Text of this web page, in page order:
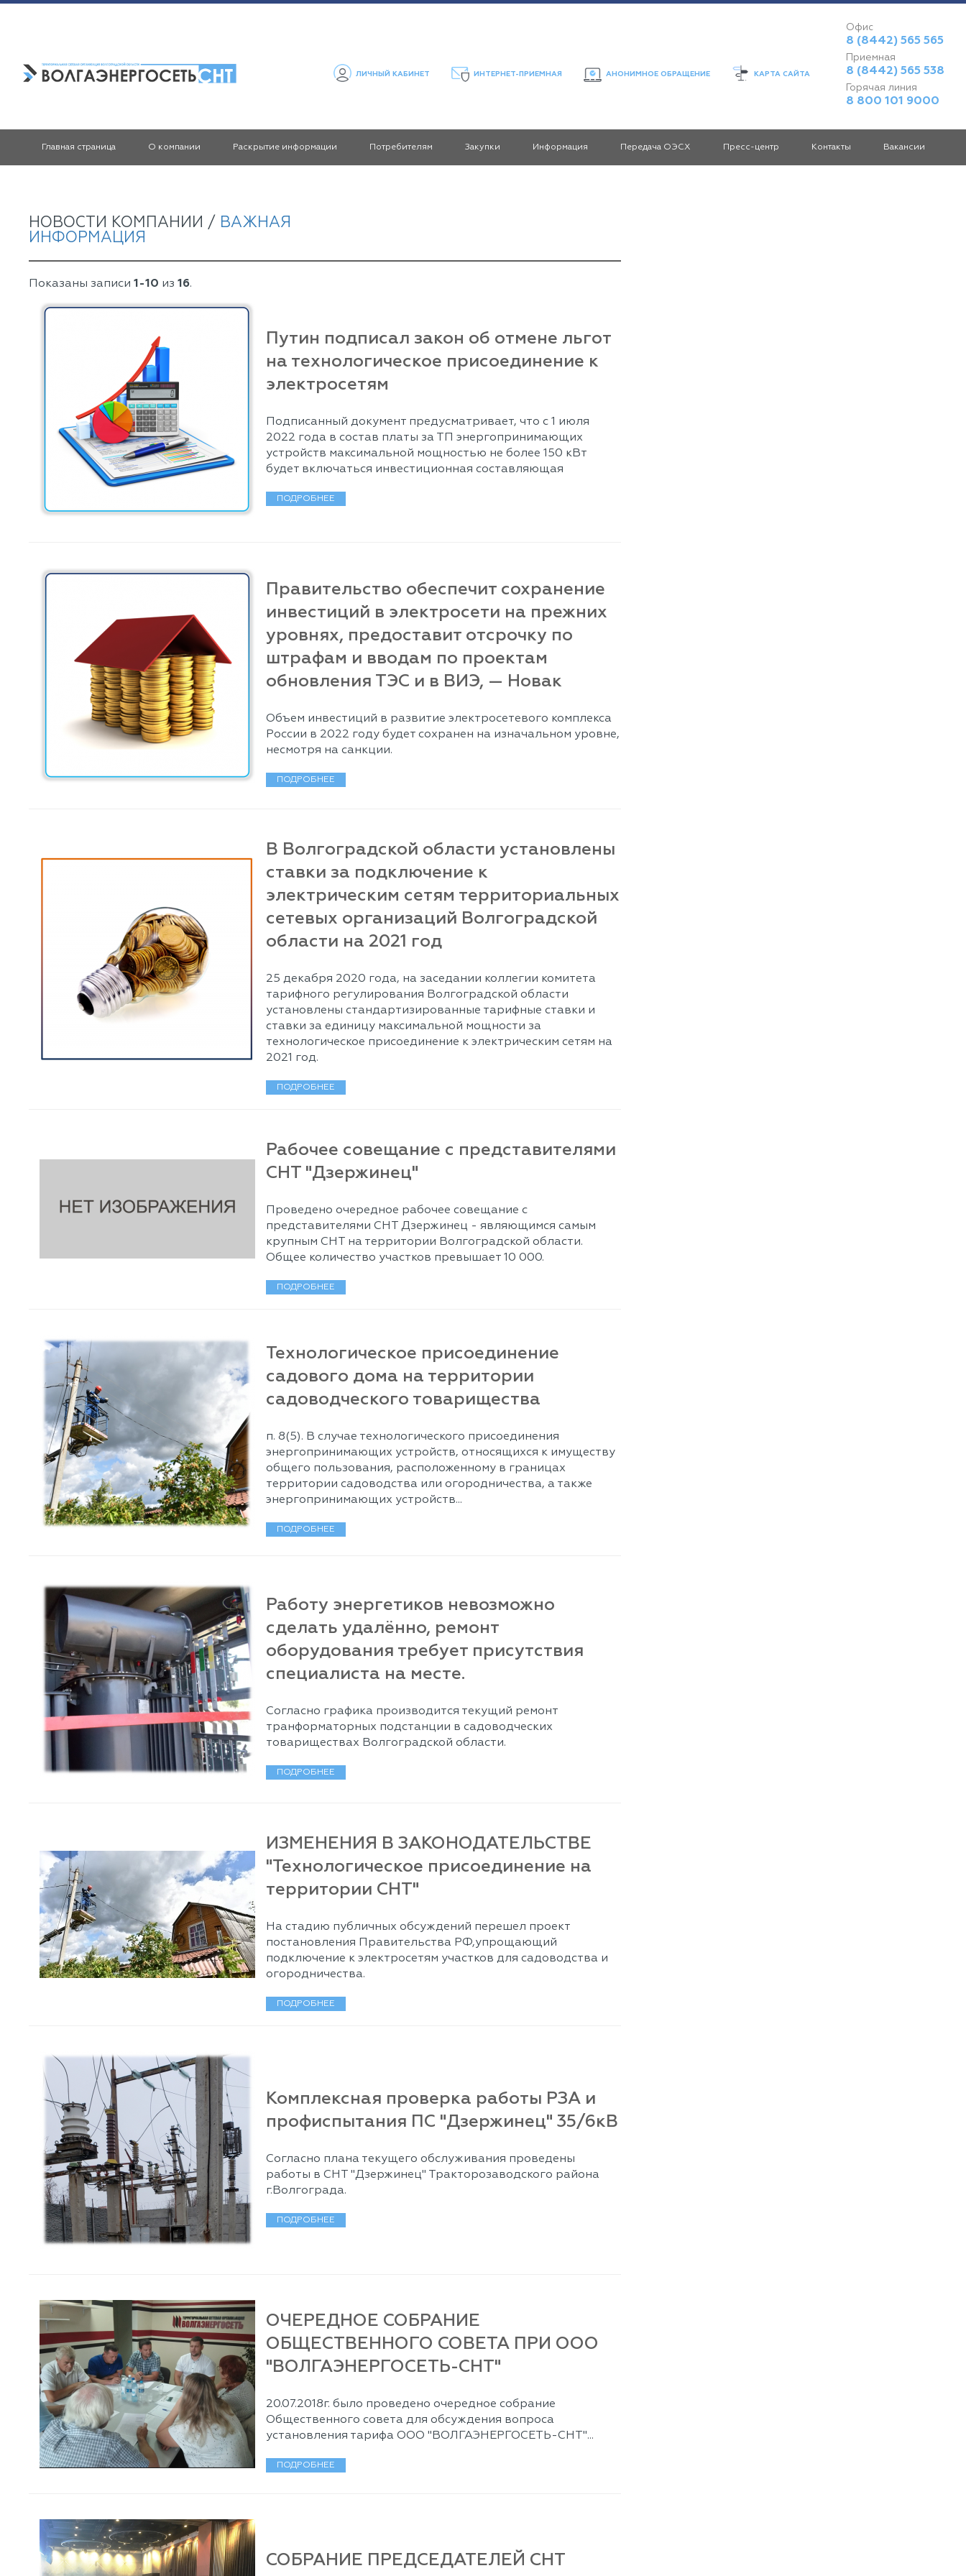
ЛИЧНЫЙ КАБИНЕТ ИНТЕРНЕТ-ПРИЕМНАЯ АНОНИМНОЕ ОБРАЩЕНИЕ КАРТА САЙТА
Офис
8 (8442) 565 565
Приемная
8 (8442) 565 538
Горячая линия
8 800 101 9000
Главная страница О компании Раскрытие информации Потребителям Закупки Информация Передача ОЭСХ Пресс-центр Контакты Вакансии
НОВОСТИ КОМПАНИИ / ВАЖНАЯ
ИНФОРМАЦИЯ
Показаны записи 1-10 из 16.
Путин подписал закон об отмене льгот
на технологическое присоединение к
электросетям
Подписанный документ предусматривает, что с 1 июля
2022 года в состав платы за ТП энергопринимающих
устройств максимальной мощностью не более 150 кВт
будет включаться инвестиционная составляющая
ПОДРОБНЕЕ
Правительство обеспечит сохранение
инвестиций в электросети на прежних
уровнях, предоставит отсрочку по
штрафам и вводам по проектам
обновления ТЭС и в ВИЭ, — Новак
Объем инвестиций в развитие электросетевого комплекса
России в 2022 году будет сохранен на изначальном уровне,
несмотря на санкции.
ПОДРОБНЕЕ
В Волгоградской области установлены
ставки за подключение к
электрическим сетям территориальных
сетевых организаций Волгоградской
области на 2021 год
25 декабря 2020 года, на заседании коллегии комитета
тарифного регулирования Волгоградской области
установлены стандартизированные тарифные ставки и
ставки за единицу максимальной мощности за
технологическое присоединение к электрическим сетям на
2021 год.
ПОДРОБНЕЕ
Рабочее совещание с представителями
СНТ "Дзержинец"
Проведено очередное рабочее совещание с
представителями СНТ Дзержинец - являющимся самым
крупным СНТ на территории Волгоградской области.
Общее количество участков превышает 10 000.
ПОДРОБНЕЕ
Технологическое присоединение
садового дома на территории
садоводческого товарищества
п. 8(5). В случае технологического присоединения
энергопринимающих устройств, относящихся к имуществу
общего пользования, расположенному в границах
территории садоводства или огородничества, а также
энергопринимающих устройств...
ПОДРОБНЕЕ
Работу энергетиков невозможно
сделать удалённо, ремонт
оборудования требует присутствия
специалиста на месте.
Согласно графика производится текущий ремонт
транформаторных подстанции в садоводческих
товариществах Волгоградской области.
ПОДРОБНЕЕ
ИЗМЕНЕНИЯ В ЗАКОНОДАТЕЛЬСТВЕ
"Технологическое присоединение на
территории СНТ"
На стадию публичных обсуждений перешел проект
постановления Правительства РФ,упрощающий
подключение к электросетям участков для садоводства и
огородничества.
ПОДРОБНЕЕ
Комплексная проверка работы РЗА и
профиспытания ПС "Дзержинец" 35/6кВ
Согласно плана текущего обслуживания проведены
работы в СНТ "Дзержинец" Тракторозаводского района
г.Волгограда.
ПОДРОБНЕЕ
ОЧЕРЕДНОЕ СОБРАНИЕ
ОБЩЕСТВЕННОГО СОВЕТА ПРИ ООО
"ВОЛГАЭНЕРГОСЕТЬ-СНТ"
20.07.2018г. было проведено очередное собрание
Общественного совета для обсуждения вопроса
установления тарифа ООО "ВОЛГАЭНЕРГОСЕТЬ-СНТ"...
ПОДРОБНЕЕ
СОБРАНИЕ ПРЕДСЕДАТЕЛЕЙ СНТ